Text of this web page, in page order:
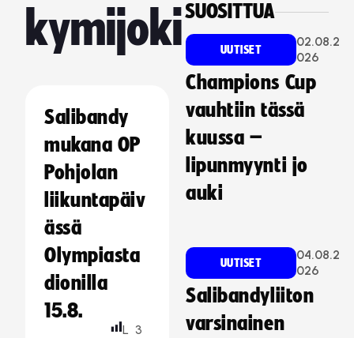
kymijoki
Salibandy
mukana OP
Pohjolan
liikuntapäiv
ässä
Olympiasta
dionilla
15.8.
L 3
SUOSITTUA
UUTISET
02.08.2
026
Champions Cup
vauhtiin tässä
kuussa –
lipunmyynti jo
auki
UUTISET
04.08.2
026
Salibandyliiton
varsinainen